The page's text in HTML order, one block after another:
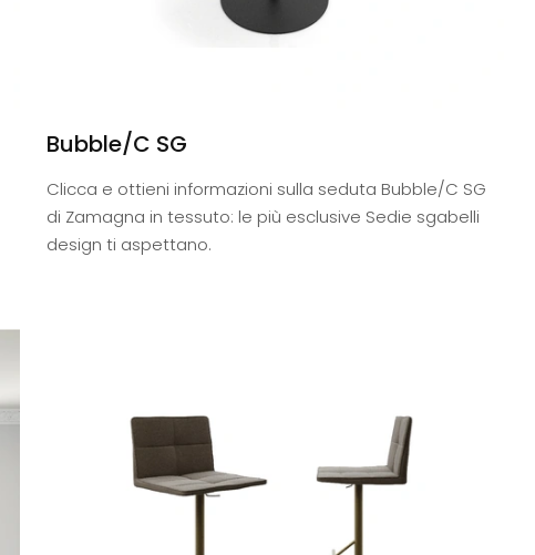
Bubble/C SG
Clicca e ottieni informazioni sulla seduta Bubble/C SG
di Zamagna in tessuto: le più esclusive Sedie sgabelli
design ti aspettano.